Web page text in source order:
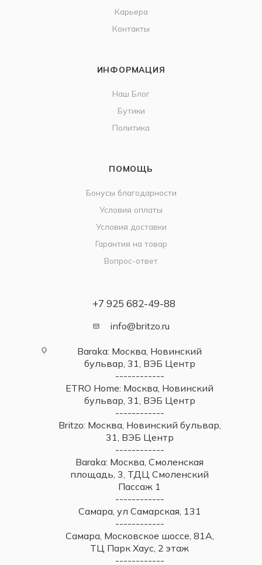
Карьера
Контакты
ИНФОРМАЦИЯ
Наш Блог
Бутики
Политика
ПОМОЩЬ
Бонусы благодарности
Условия оплаты
Условия доставки
Гарантия на товар
Вопрос-ответ
+7 925 682-49-88
info@britzo.ru
Baraka: Москва, Новинский
бульвар, 31, ВЭБ Центр
------------
ETRO Home: Москва, Новинский
бульвар, 31, ВЭБ Центр
------------
Britzo: Москва, Новинский бульвар,
31, ВЭБ Центр
------------
Baraka: Москва, Смоленская
площадь, 3, ТДЦ Смоленский
Пассаж 1
------------
Самара, ул Самарская, 131
------------
Самара, Московское шоссе, 81А,
ТЦ Парк Хаус, 2 этаж
------------